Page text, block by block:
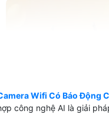
Wifi Có Báo Động
công nghệ AI là giải